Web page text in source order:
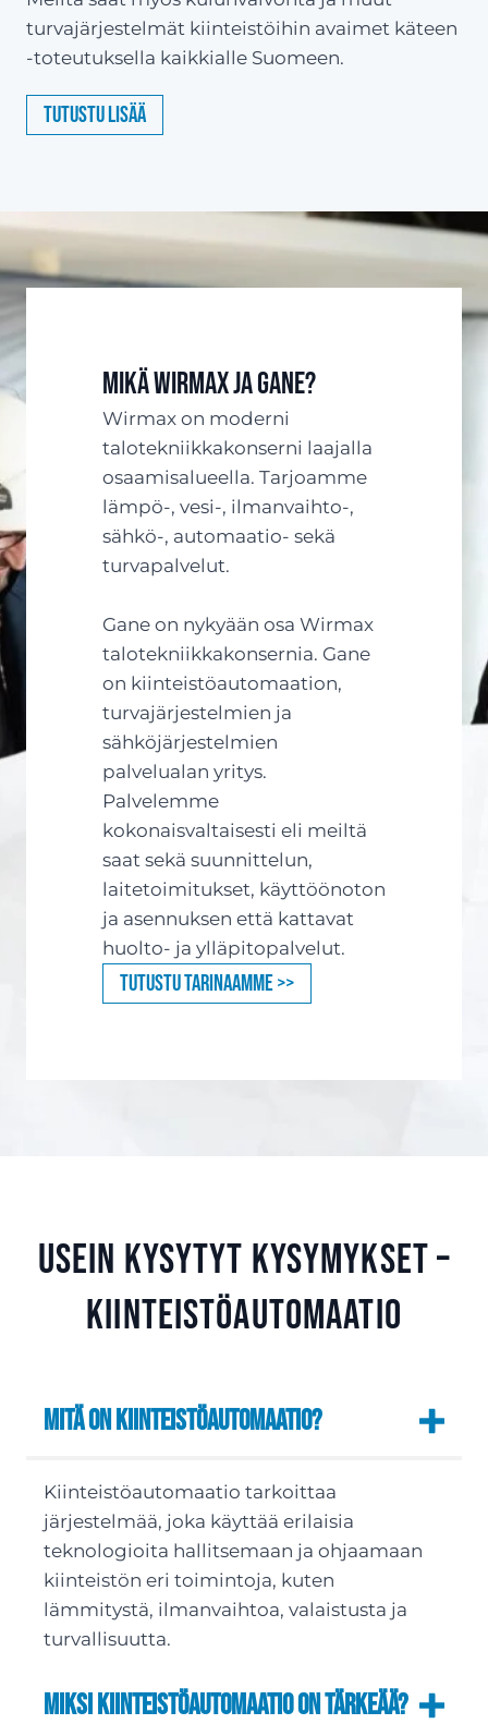
turvajärjestelmät kiinteistöihin avaimet käteen
-toteutuksella kaikkialle Suomeen.
Tutustu lisää
Mikä Wirmax ja Gane?
Wirmax on moderni
talotekniikkakonserni laajalla
osaamisalueella. Tarjoamme
lämpö-, vesi-, ilmanvaihto-,
sähkö-, automaatio- sekä
turvapalvelut.
Gane on nykyään osa Wirmax
talotekniikkakonsernia. Gane
on kiinteistöautomaation,
turvajärjestelmien ja
sähköjärjestelmien
palvelualan yritys.
Palvelemme
kokonaisvaltaisesti eli meiltä
saat sekä suunnittelun,
laitetoimitukset, käyttöönoton
ja asennuksen että kattavat
huolto- ja ylläpitopalvelut.
Tutustu tarinaamme >>
Usein kysytyt kysymykset –
kiinteistöautomaatio
Mitä on kiinteistöautomaatio?
Kiinteistöautomaatio tarkoittaa
järjestelmää, joka käyttää erilaisia
teknologioita hallitsemaan ja ohjaamaan
kiinteistön eri toimintoja, kuten
lämmitystä, ilmanvaihtoa, valaistusta ja
turvallisuutta.
Miksi kiinteistöautomaatio on tärkeää?